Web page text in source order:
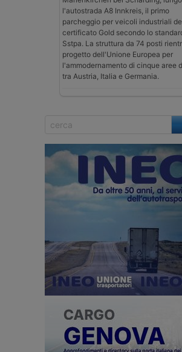
l'autostrada A8 Innkreis, il primo
parcheggio per veicoli industriali
certificato Gold secondo lo
Sstpa. La struttura da 74 posti
progetto dell'Unione Europea per
l'ammodernamento di cinque aree
tra Austria, Italia e Germania.